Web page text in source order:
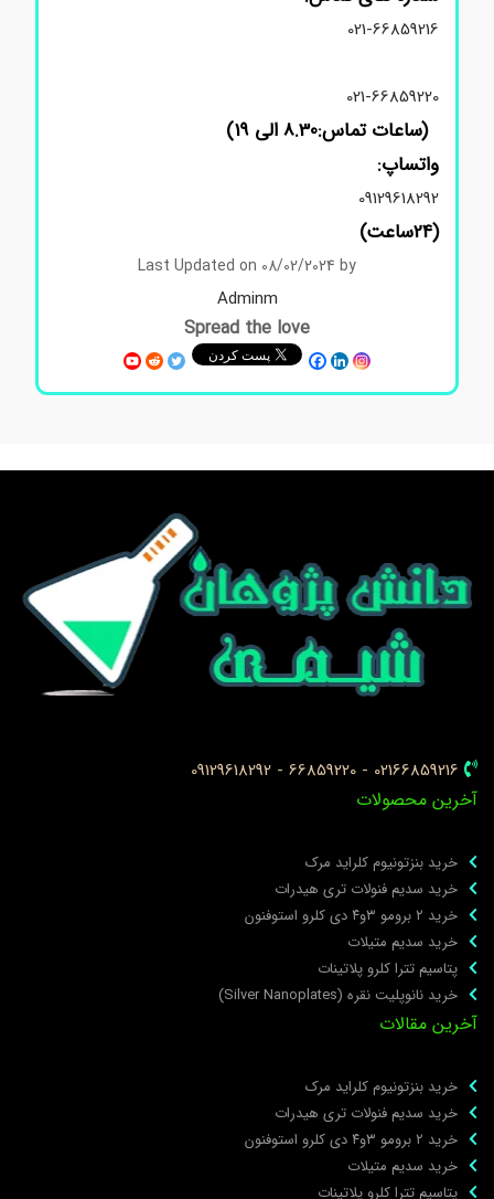
021-66859216
021-66859220
(ساعات تماس:8.30 الی 19)
واتساپ:
09129618292
Last Updated on 08/02/2024 by
Adminm
Spread the love
02166859216 - 66859220 - 09129618292
محصولات
خرید بنزتونیوم کلراید مرک
خرید سدیم فنولات تری هیدرات
خرید ۲ برومو ۳و۴ دی‌ کلرو استوفنون
خرید سدیم متیلات
پتاسیم تترا کلرو پلاتینات
خرید نانوپلیت نقره (Silver Nanoplates)
مقالات
خرید بنزتونیوم کلراید مرک
خرید سدیم فنولات تری هیدرات
خرید ۲ برومو ۳و۴ دی‌ کلرو استوفنون
خرید سدیم متیلات
پتاسیم تترا کلرو پلاتینات